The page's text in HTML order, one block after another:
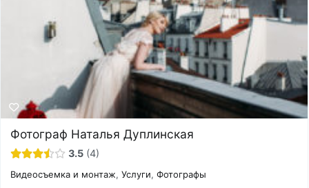
Фотограф Наталья Дуплинская
3.5 4
Видеосъемка и монтаж,Услуги,Фотографы